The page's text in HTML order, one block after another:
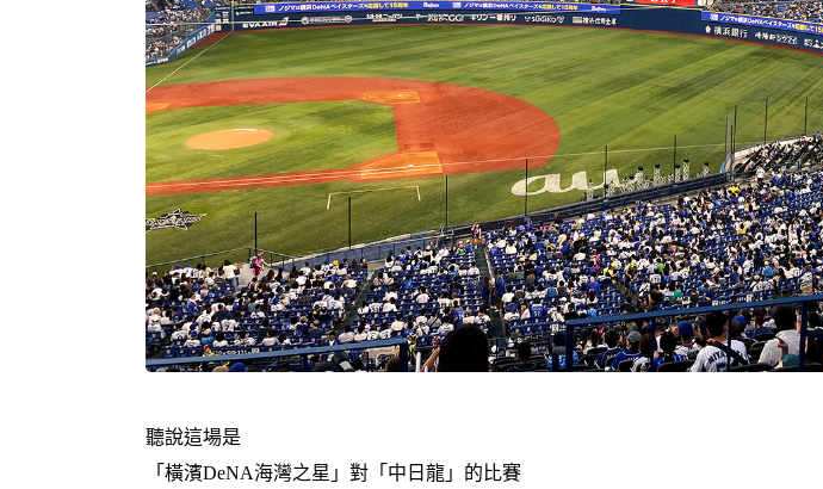
聽說這場是
「橫濱DeNA海灣之星」對「中日龍」的比賽